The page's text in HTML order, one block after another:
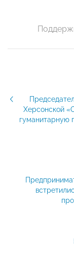
Херсонской
гуманитарную